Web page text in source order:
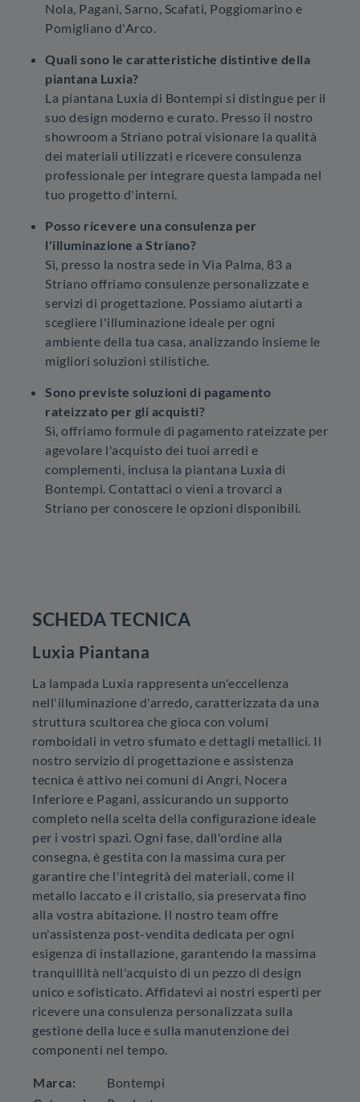
Nola, Pagani, Sarno, Scafati, Poggiomarino e
Pomigliano d'Arco.
Quali sono le caratteristiche distintive della
piantana Luxia?
La piantana Luxia di Bontempi si distingue per il
suo design moderno e curato. Presso il nostro
showroom a Striano potrai visionare la qualità
dei materiali utilizzati e ricevere consulenza
professionale per integrare questa lampada nel
tuo progetto d'interni.
Posso ricevere una consulenza per
l'illuminazione a Striano?
Sì, presso la nostra sede in Via Palma, 83 a
Striano offriamo consulenze personalizzate e
servizi di progettazione. Possiamo aiutarti a
scegliere l'illuminazione ideale per ogni
ambiente della tua casa, analizzando insieme le
migliori soluzioni stilistiche.
Sono previste soluzioni di pagamento
rateizzato per gli acquisti?
Sì, offriamo formule di pagamento rateizzate per
agevolare l'acquisto dei tuoi arredi e
complementi, inclusa la piantana Luxia di
Bontempi. Contattaci o vieni a trovarci a
Striano per conoscere le opzioni disponibili.
SCHEDA TECNICA
Luxia Piantana
La lampada Luxia rappresenta un'eccellenza
nell'illuminazione d'arredo, caratterizzata da una
struttura scultorea che gioca con volumi
romboidali in vetro sfumato e dettagli metallici. Il
nostro servizio di progettazione e assistenza
tecnica è attivo nei comuni di Angri, Nocera
Inferiore e Pagani, assicurando un supporto
completo nella scelta della configurazione ideale
per i vostri spazi. Ogni fase, dall'ordine alla
consegna, è gestita con la massima cura per
garantire che l'integrità dei materiali, come il
metallo laccato e il cristallo, sia preservata fino
alla vostra abitazione. Il nostro team offre
un'assistenza post-vendita dedicata per ogni
esigenza di installazione, garantendo la massima
tranquillità nell'acquisto di un pezzo di design
unico e sofisticato. Affidatevi ai nostri esperti per
ricevere una consulenza personalizzata sulla
gestione della luce e sulla manutenzione dei
componenti nel tempo.
Marca:
Bontempi